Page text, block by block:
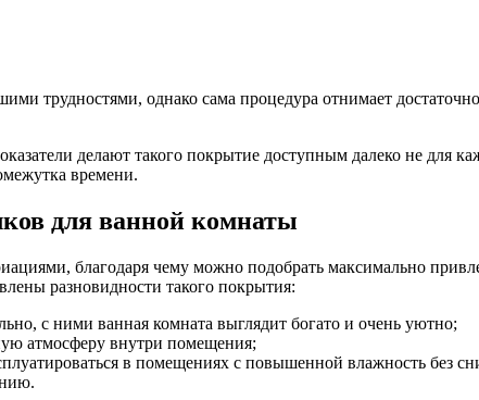
трудностями, однако сама процедура отнимает
делают такого покрытие доступным далеко не для
времени.
для ванной комнаты
благодаря чему можно подобрать максимально
разновидности такого покрытия:
с ними ванная комната выглядит богато и очень уютно;
атмосферу внутри помещения;
в помещениях с повышенной влажность без